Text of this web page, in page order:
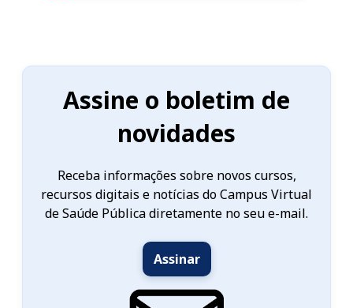
Assine o boletim de
novidades
Receba informações sobre novos cursos,
recursos digitais e notícias do Campus Virtual
de Saúde Pública diretamente no seu e-mail.
Assinar